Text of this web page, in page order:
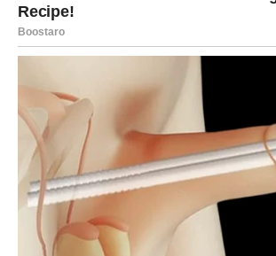
Pred vama su lijepi trenuci.
BLIZANCI
Naredni dani donose važan razgovor ili
Odgovor koji dobijete mogao bi
budućnost.
Poruka zvijezda